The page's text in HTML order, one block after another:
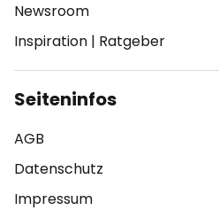
Newsroom
Inspiration | Ratgeber
Seiteninfos
AGB
Datenschutz
Impressum